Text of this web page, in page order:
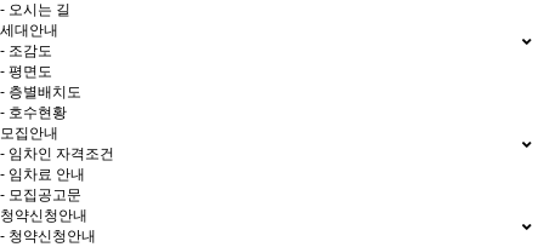
- 오시는 길
세대안내
- 조감도
- 평면도
- 층별배치도
- 호수현황
모집안내
- 임차인 자격조건
- 임차료 안내
- 모집공고문
청약신청안내
- 청약신청안내